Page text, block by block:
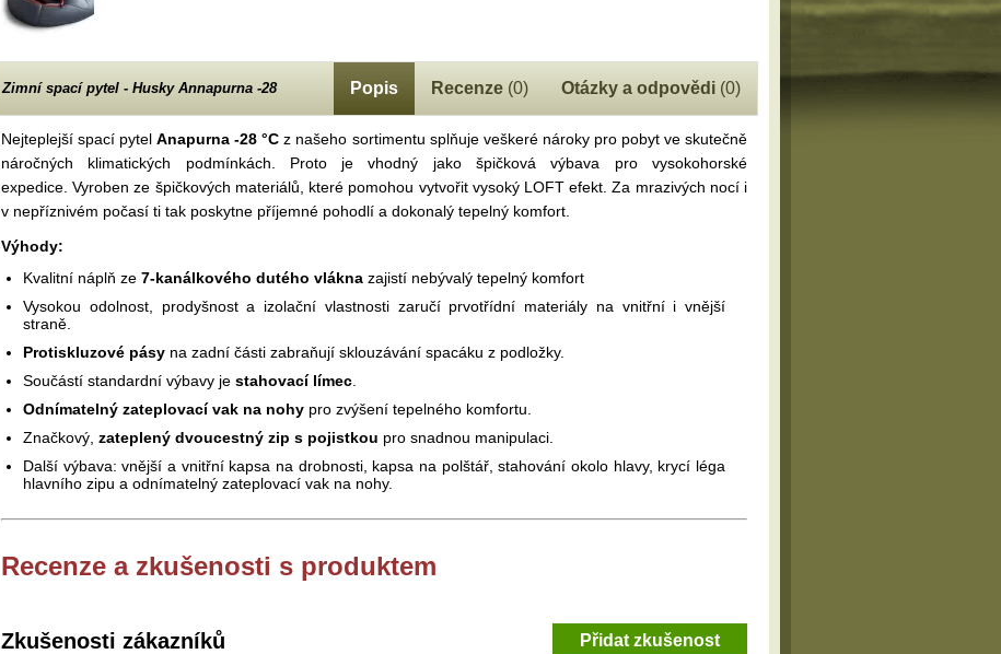
Zimní spací pytel - Husky Annapurna -28 Popis Recenze(0) Otázky a odpovědi(0)
Nejteplejší spací pytel Anapurna -28 °C z našeho sortimentu splňuje veškeré nároky pro pobyt ve skutečně
náročných klimatických podmínkách. Proto je vhodný jako špičková výbava pro vysokohorské
expedice. Vyroben ze špičkových materiálů, které pomohou vytvořit vysoký LOFT efekt. Za mrazivých nocí i
v nepříznivém počasí ti tak poskytne příjemné pohodlí a dokonalý tepelný komfort.
Výhody:
Kvalitní náplň ze 7-kanálkového dutého vlákna zajistí nebývalý tepelný komfort
Vysokou odolnost, prodyšnost a izolační vlastnosti zaručí prvotřídní materiály na vnitřní i vnější
straně.
Protiskluzové pásy na zadní části zabraňují sklouzávání spacáku z podložky.
Součástí standardní výbavy je stahovací límec
Odnímatelný zateplovací vak na nohy pro zvýšení tepelného komfortu.
Značkový, zateplený dvoucestný zip s pojistkou pro snadnou manipulaci.
Další výbava: vnější a vnitřní kapsa na drobnosti, kapsa na polštář, stahování okolo hlavy, krycí léga
hlavního zipu a odnímatelný zateplovací vak na nohy.
Recenze a zkušenosti s produktem
Přidat zkušenost
Zkušenosti zákazníků